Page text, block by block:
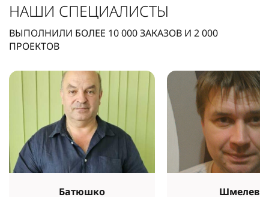
НАШИ СПЕЦИАЛИСТЫ
ВЫПОЛНИЛИ БОЛЕЕ 10 000ЗАКАЗОВ И 2 000
ПРОЕКТОВ
Батюшко
Шмелев